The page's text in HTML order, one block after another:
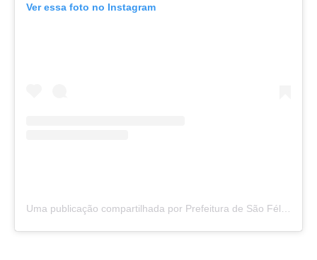
Ver essa foto no Instagram
Uma publicação compartilhada por Prefeitura de São Félix do Araguaia (@saofelixdoaraguaia)